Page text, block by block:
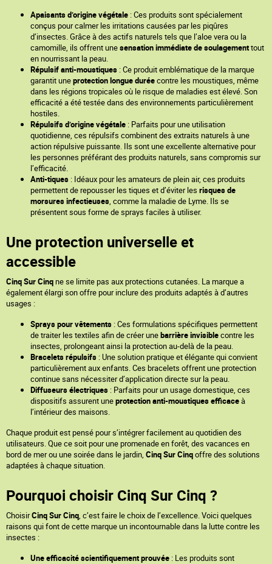
Apaisants d’origine végétale : Ces produits sont spécialement
conçus pour calmer les irritations causées par les piqûres
d’insectes. Grâce à des actifs naturels tels que l’aloe vera ou la
camomille, ils offrent unesensation immédiate de soulagementtout
en nourrissant la peau.
Répulsif anti-moustiques : Ce produit emblématique de la marque
garantit uneprotection longue duréecontre les moustiques, même
dans les régions tropicales où le risque de maladies est élevé. Son
efficacité a été testée dans des environnements particulièrement
hostiles.
Répulsifs d’origine végétale : Parfaits pour une utilisation
quotidienne, ces répulsifs combinent des extraits naturels à une
action répulsive puissante. Ils sont une excellente alternative pour
les personnes préférant des produits naturels, sans compromis sur
l’efficacité.
Anti-tiques : Idéaux pour les amateurs de plein air, ces produits
permettent de repousser les tiques et d’éviter les risques de
morsures infectieuses, comme la maladie de Lyme. Ils se
présentent sous forme de sprays faciles à utiliser.
Une protection universelle et
accessible
Cinq Sur Cinqne se limite pas aux protections cutanées. La marque a
également élargi son offre pour inclure des produits adaptés à d’autres
usages :
Sprays pour vêtements : Ces formulations spécifiques permettent
de traiter les textiles afin de créer unebarrière invisiblecontre les
insectes, prolongeant ainsi la protection au-delà de la peau.
Bracelets répulsifs : Une solution pratique et élégante qui convient
particulièrement aux enfants. Ces bracelets offrent une protection
continue sans nécessiter d’application directe sur la peau.
Diffuseurs électriques : Parfaits pour un usage domestique, ces
dispositifs assurent uneprotection anti-moustiques efficaceà
l’intérieur des maisons.
Chaque produit est pensé pour s’intégrer facilement au quotidien des
utilisateurs. Que ce soit pour une promenade en forêt, des vacances en
bord de mer ou une soirée dans le jardin, Cinq Sur Cinqoffre des solutions
adaptées à chaque situation.
Pourquoi choisir Cinq Sur Cinq ?
ChoisirCinq Sur Cinq, c’est faire le choix de l’excellence. Voici quelques
raisons qui font de cette marque un incontournable dans la lutte contre les
insectes :
Une efficacité scientifiquement prouvée : Les produits sont